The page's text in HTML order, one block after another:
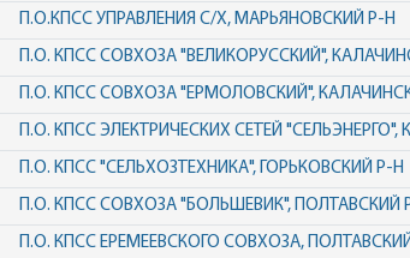
П.О.КПСС УПРАВЛЕНИЯ С/Х, МАРЬЯНОВСКИЙ Р-Н
П.О. КПСС СОВХОЗА "ВЕЛИКОРУССКИЙ",
П.О. КПСС СОВХОЗА "ЕРМОЛОВСКИЙ",
П.О. КПСС ЭЛЕКТРИЧЕСКИХ СЕТЕЙ "СЕЛЬЭНЕРГО",
П.О. КПСС "СЕЛЬХОЗТЕХНИКА", ГОРЬКОВСКИЙ Р-Н
П.О. КПСС СОВХОЗА "БОЛЬШЕВИК", ПОЛТАВСКИЙ
П.О. КПСС ЕРЕМЕЕВСКОГО СОВХОЗА,